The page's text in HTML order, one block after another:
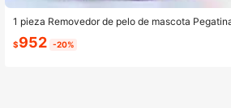
1 pieza Removedor de pelo de mascota
$952 -20%